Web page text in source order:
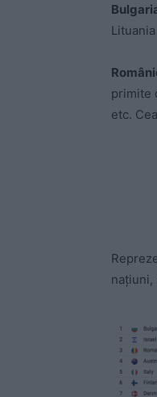
primite
etc.
națiuni,